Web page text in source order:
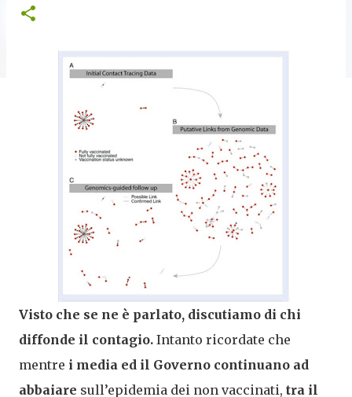
Visto che se ne è parlato, discutiamo di chi
diffonde il contagio. Intanto ricordate che
mentre i media ed il Governo continuano ad
abbaiare sull’epidemia dei non vaccinati, tra il